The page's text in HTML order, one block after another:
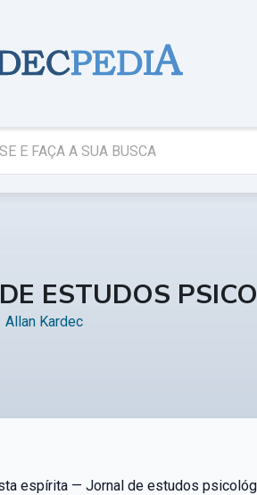
ESTUDOS
Allan Kardec
espírita — Jornal de estudos